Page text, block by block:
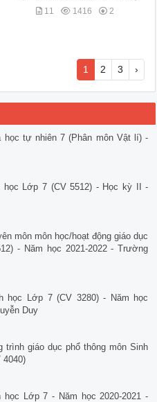
11 1416 2
1 2 3 ›
học tự nhiên 7 (Phân môn Vật lí) -
học Lớp 7 (CV 5512) - Học kỳ II -
môn môn học/hoạt động giáo dục
- Năm học 2021-2022 - Trường
học Lớp 7 (CV 3280) - Năm học
Duy
giáo dục phổ thông môn Sinh
4040)
học Lớp 7 - Năm học 2020-2021 -